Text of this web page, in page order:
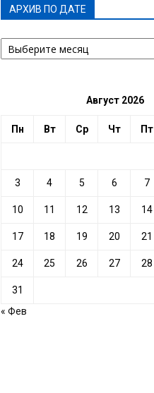
АРХИВ ПО ДАТЕ
АРХИВ
ПО
Август 2026
Пн Вт Ср Чт Пт
3 4 5 6 7
10 11 12 13 14
17 18 19 20 21
24 25 26 27 28
31
« Фев